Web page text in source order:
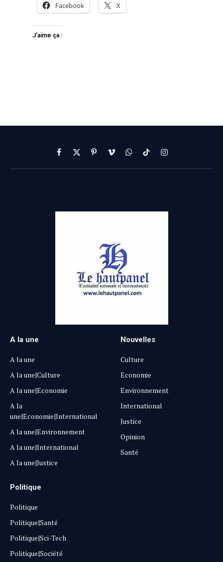
Facebook X
J’aime ça :
Facebook
X
(Twitter)
PinterestVimeoWhatsApp
TikTokInstagram
A la une
A la une
A la une|Culture
A la une|Economie
A la
une|Economie|International
A la une|Environnement
A la une|International
A la une|Justice
Nouvelles
Culture
Economie
Environnement
International
Justice
Opinion
Santé
Politique
Politique
Politique|Santé
Politique|Sci-Tech
Politique|Société